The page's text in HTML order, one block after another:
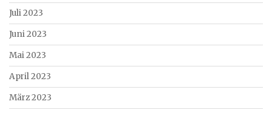
Juli 2023
Juni 2023
Mai 2023
April 2023
März 2023